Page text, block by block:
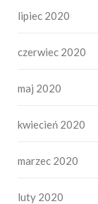
lipiec 2020
czerwiec 2020
maj 2020
kwiecień 2020
marzec 2020
luty 2020